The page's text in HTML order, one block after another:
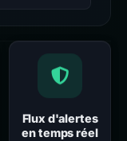
Flux d'alertes
en temps réel